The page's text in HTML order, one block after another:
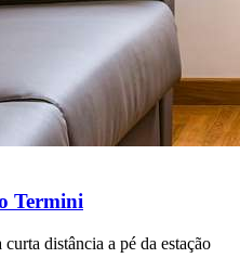
Termini
distância a pé da estação